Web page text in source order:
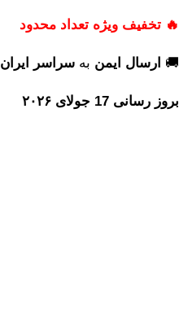
🔥 تخفیف ویژه تعداد محدود
🚚 ارسال ایمن به سراسر ایران
بروز رسانی 17 جولای ۲۰۲۶